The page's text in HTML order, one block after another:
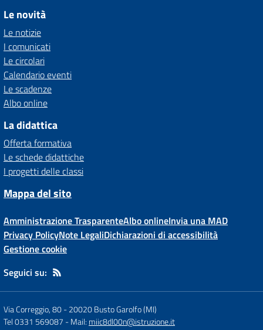
Le novità
Le notizie
I comunicati
Le circolari
Calendario eventi
Le scadenze
Albo online
La didattica
Offerta formativa
Le schede didattiche
I progetti delle classi
Mappa del sito
Amministrazione TrasparenteAlbo onlineInvia una MAD
Privacy PolicyNote LegaliDichiarazioni di accessibilità
Gestione cookie
Seguici su:
Via Correggio, 80-20020 Busto Garolfo (MI)
Tel 0331 569087 - Mail: miic8dl00n@istruzione.it